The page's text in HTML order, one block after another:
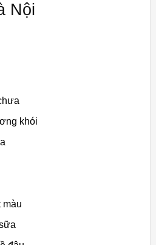
Nội
khói
màu